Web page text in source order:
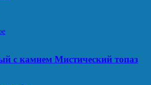
с камнем Мистический топаз